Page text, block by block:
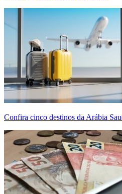
Confira cinco destinos da Arábia